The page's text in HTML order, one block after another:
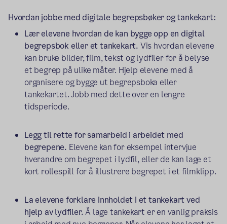
Hvordan jobbe med digitale begrepsbøker og tankekart:
Lær elevene hvordan de kan bygge opp en digital
begrepsbok eller et tankekart. Vis hvordan elevene
kan bruke bilder, film, tekst og lydfiler for å belyse
et begrep på ulike måter. Hjelp elevene med å
organisere og bygge ut begrepsboka eller
tankekartet. Jobb med dette over en lengre
tidsperiode.
Legg til rette for samarbeid i arbeidet med
begrepene. Elevene kan for eksempel intervjue
hverandre om begrepet i lydfil, eller de kan lage et
kort rollespill for å illustrere begrepet i et filmklipp.
La elevene forklare innholdet i et tankekart ved
hjelp av lydfiler.Å lage tankekart er en vanlig praksis